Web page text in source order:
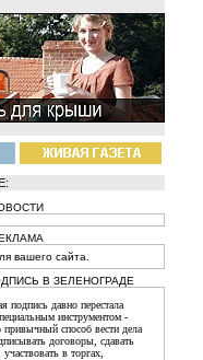
вашего сайта.
В ЗЕЛЕНОГРАДЕ
подпись давно перестала
инструментом -
привычный способ вести дела
договоры, сдавать
участвовать в торгах,